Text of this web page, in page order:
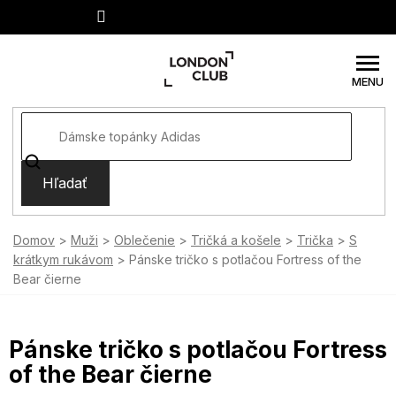
Hľadať
Domov Muži Oblečenie Tričká a košele Trička
S
krátkym rukávom
Pánske tričko s potlačou Fortress of the
Bear čierne
Pánske tričko s potlačou Fortress
of the Bear čierne